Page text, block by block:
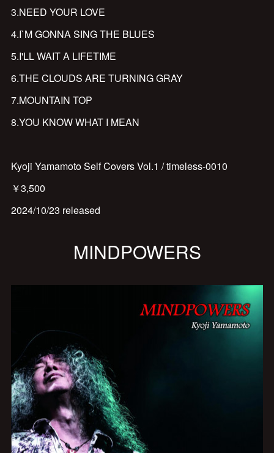
3.NEED YOUR LOVE
4.I`M GONNA SING THE BLUES
5.I'LL WAIT A LIFETIME
6.THE CLOUDS ARE TURNING GRAY
7.MOUNTAIN TOP
8.YOU KNOW WHAT I MEAN
Kyoji Yamamoto Self Covers Vol.1 / timeless-0010
￥3,500
2024/10/23 released
MINDPOWERS